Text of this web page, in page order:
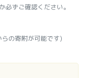
必ずご確認ください。
らの寄附が可能です)